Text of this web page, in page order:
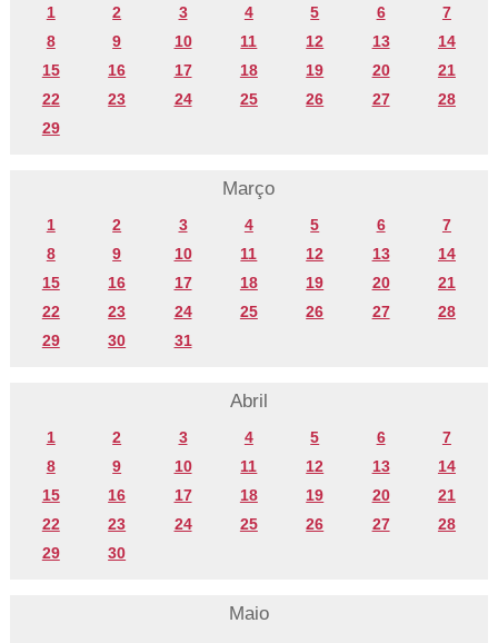
1 2 3 4 5 6
7
8
9 10 11 12 13
14
15
16 17 18 19 20
21
22
23 24 25 26 27
28
29
Março
1 2 3 4 5 6
7
8
9 10 11 12 13
14
15
16 17 18 19 20
21
22
23 24 25 26 27
28
29
30 31
Abril
1 2 3 4 5 6
7
8
9 10 11 12 13
14
15
16 17 18 19 20
21
22
23 24 25 26 27
28
29
30
Maio